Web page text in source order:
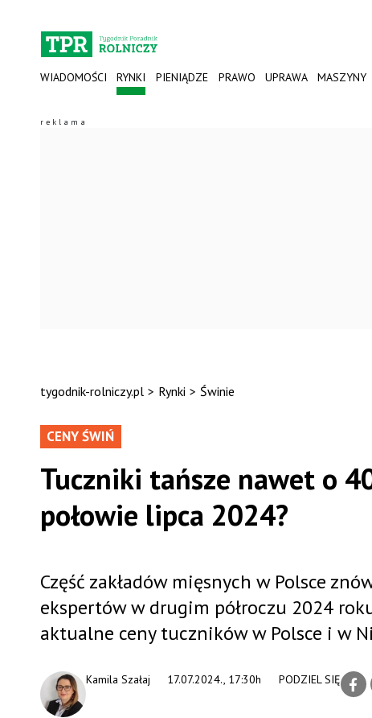
WIADOMOŚCI RYNKI PIENIĄDZE PRAWO UPRAWA MASZYNY
tygodnik-rolniczy.pl > Rynki > Świnie
CENY ŚWIŃ
Tuczniki tańsze nawet o
połowie lipca 2024?
17.07.2024., 17:30h
Kamila Szałaj PODZIEL SIĘ
Część zakładów mięsnych w Polsce
ekspertów w drugim półroczu 2024
aktualne ceny tuczników w Polsce i w